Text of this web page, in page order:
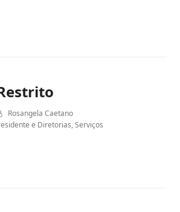
Rosangela Caetano
e Diretorias,Serviços